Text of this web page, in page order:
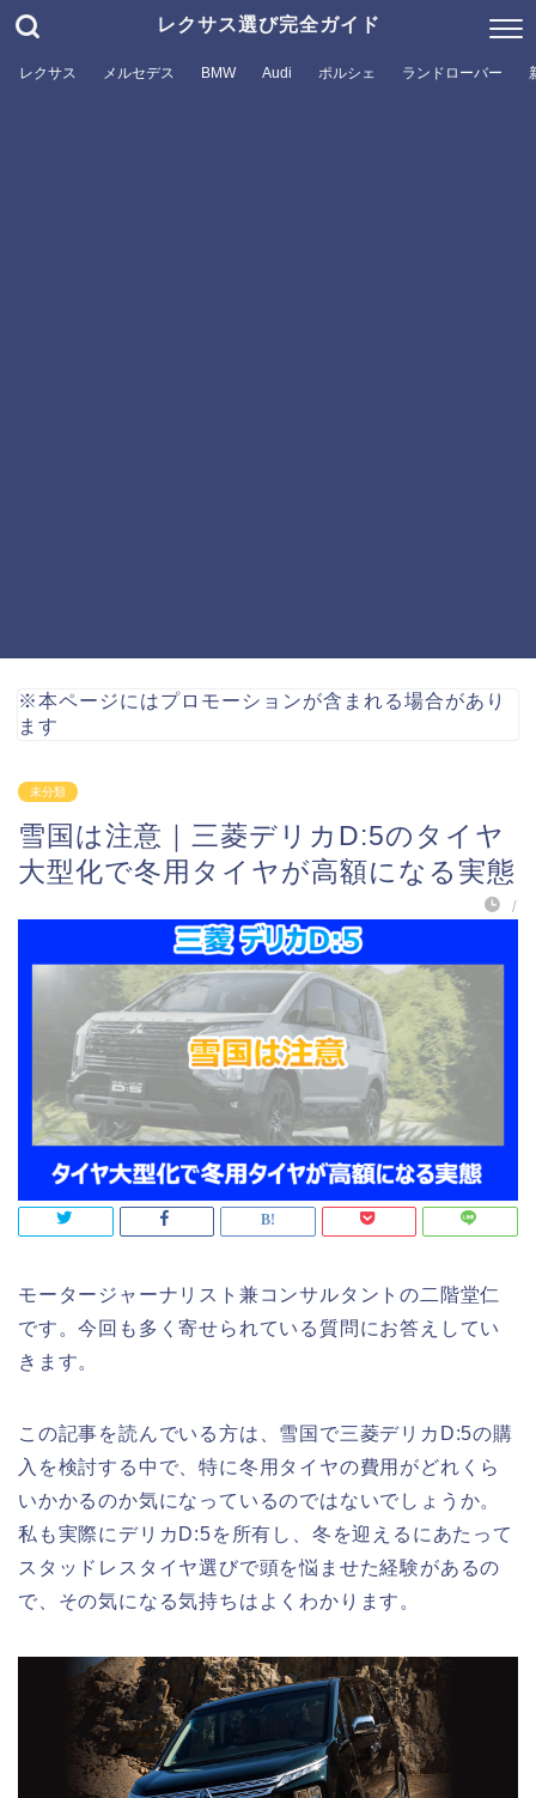
レクサス選び完全ガイド
レクサス メルセデス BMW Audi ポルシェ ランドローバー
※本ページにはプロモーションが含まれる場合があり
ます
未分類
雪国は注意｜三菱デリカD:5のタイヤ
大型化で冬用タイヤが高額になる実態
/
モータージャーナリスト兼コンサルタントの二階堂仁
です。今回も多く寄せられている質問にお答えしてい
きます。
この記事を読んでいる方は、雪国で三菱デリカD:5の購
入を検討する中で、特に冬用タイヤの費用がどれくら
いかかるのか気になっているのではないでしょうか。
私も実際にデリカD:5を所有し、冬を迎えるにあたって
スタッドレスタイヤ選びで頭を悩ませた経験があるの
で、その気になる気持ちはよくわかります。